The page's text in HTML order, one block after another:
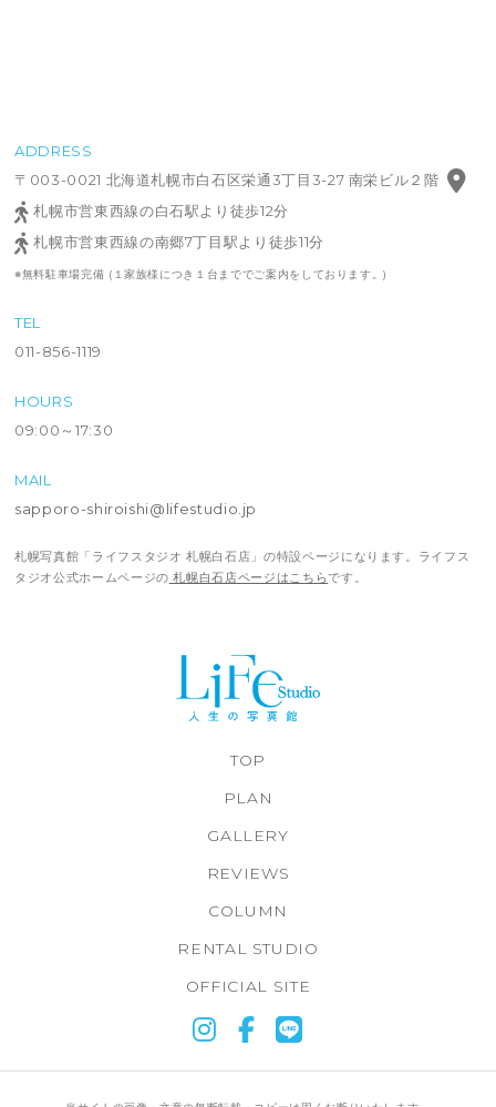
ADDRESS
〒003-0021 北海道札幌市白石区栄通3丁目3-27 南栄ビル２階
札幌市営東西線の白石駅より徒歩12分
札幌市営東西線の南郷7丁目駅より徒歩11分
※無料駐車場完備 (１家族様につき１台まででご案内をしております。)
TEL
011-856-1119
HOURS
09:00～17:30
MAIL
sapporo-shiroishi@lifestudio.jp
札幌写真館「ライフスタジオ 札幌白石店」の特設ページになります。ライフス
タジオ公式ホームページの 札幌白石店ページはこちらです。
TOP
PLAN
GALLERY
REVIEWS
COLUMN
RENTAL STUDIO
OFFICIAL SITE